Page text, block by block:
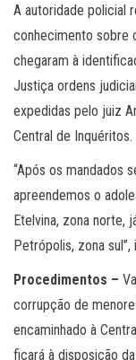
A autoridade policial
conhecimento sobre
chegaram à
Justiça ordens
expedidas pelo juiz
Central de Inquéritos.
“Após os mandados
apreendemos o
Etelvina, zona norte,
Petrópolis, zona
Procedimentos –
corrupção de
encaminhado à
ficará à disposição